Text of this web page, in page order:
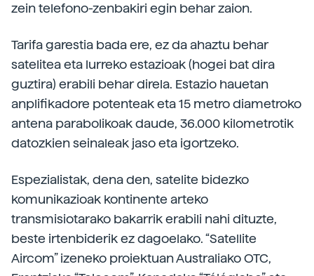
zein telefono-zenbakiri egin behar zaion.
Tarifa garestia bada ere, ez da ahaztu behar
satelitea eta lurreko estazioak (hogei bat dira
guztira) erabili behar direla. Estazio hauetan
anplifikadore potenteak eta 15 metro diametroko
antena parabolikoak daude, 36.000 kilometrotik
datozkien seinaleak jaso eta igortzeko.
Espezialistak, dena den, satelite bidezko
komunikazioak kontinente arteko
transmisiotarako bakarrik erabili nahi dituzte,
beste irtenbiderik ez dagoelako. “Satellite
Aircom” izeneko proiektuan Australiako OTC,